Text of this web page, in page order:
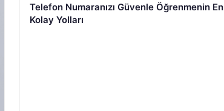
Telefon Numaranızı Güvenle Öğrenmenin En
Kolay Yolları